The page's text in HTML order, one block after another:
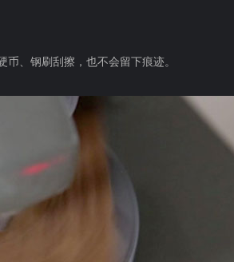
、钢刷刮擦，也不会留下痕迹。